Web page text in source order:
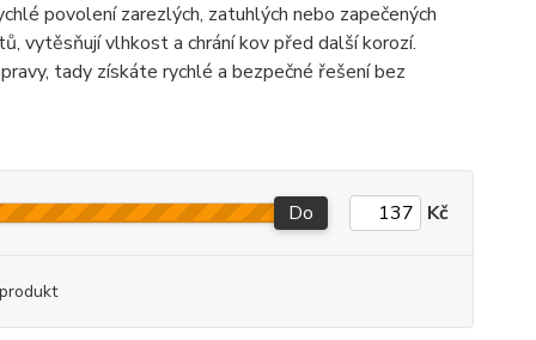
povolení zarezlých, zatuhlých nebo zapečených
vytěsňují vlhkost a chrání kov před další korozí.
tady získáte rychlé a bezpečné řešení bez
Do Kč